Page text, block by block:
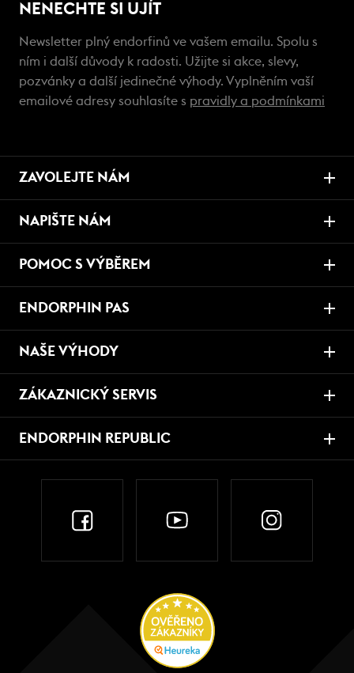
NENECHTE SI UJÍT
Newsletter plný endorfinů ve vašem emailu. Spolu s
ním i další důvody k radosti. Užijte si akce, slevy,
pozvánky a další jedinečné výhody. Vyplněním vaší
emailové adresy souhlasíte s pravidly a podmínkami
ZAVOLEJTE NÁM
NAPIŠTE NÁM
POMOC S VÝBĚREM
ENDORPHIN PAS
NAŠE VÝHODY
ZÁKAZNICKÝ SERVIS
ENDORPHIN REPUBLIC